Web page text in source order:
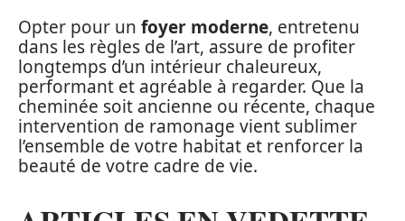
Opter pour un foyer moderne, entretenu
dans les règles de l’art, assure de profiter
longtemps d’un intérieur chaleureux,
performant et agréable à regarder. Que la
cheminée soit ancienne ou récente, chaque
intervention de ramonage vient sublimer
l’ensemble de votre habitat et renforcer la
beauté de votre cadre de vie.